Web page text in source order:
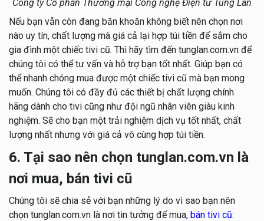
Công ty Cổ phần Thương mại Công nghệ Điện tử Tùng Lan
Nếu bạn vẫn còn đang băn khoăn không biết nên chọn nơi
nào uy tín, chất lượng mà giá cả lại hợp túi tiền để sắm cho
gia đình một chiếc tivi cũ. Thì hãy tìm đến tunglan.com.vn để
chúng tôi có thể tư vấn và hỗ trợ bạn tốt nhất. Giúp bạn có
thể nhanh chóng mua được một chiếc tivi cũ mà bạn mong
muốn. Chúng tôi có đầy đủ các thiết bị chất lượng chính
hãng dành cho tivi cũng như đội ngũ nhân viên giàu kinh
nghiệm. Sẽ cho bạn một trải nghiệm dịch vụ tốt nhất, chất
lượng nhất nhưng với giá cả vô cùng hợp túi tiền.
6. Tại sao nên chọn tunglan.com.vn là
nơi mua, bán tivi cũ
Chúng tôi sẽ chia sẻ với bạn những lý do vì sao bạn nên
chọn tunglan.com.vn là nơi tin tưởng để mua, bán tivi cũ: